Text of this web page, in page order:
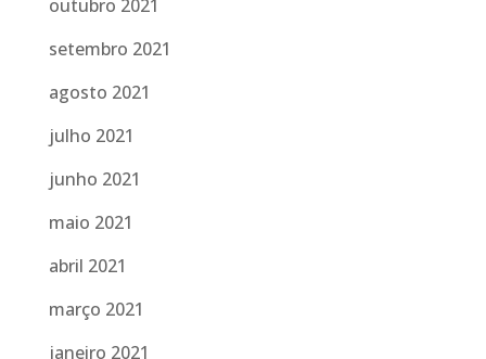
outubro 2021
setembro 2021
agosto 2021
julho 2021
junho 2021
maio 2021
abril 2021
março 2021
janeiro 2021